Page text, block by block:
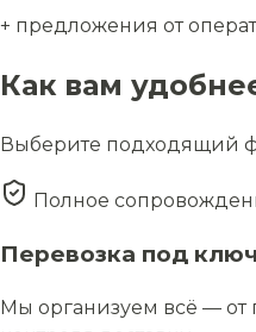
+ предложения от
Как вам
Выберите подходящий
Полное
Перевозка под ключ
Мы организуем всё — от